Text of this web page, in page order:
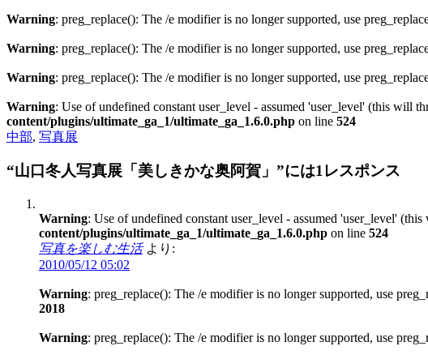
Warning: preg_replace(): The /e modifier is no longer supported, use
Warning: preg_replace(): The /e modifier is no longer supported, use
Warning: preg_replace(): The /e modifier is no longer supported, use
Warning: Use of undefined constant user_level - assumed 'user_level' (this will
content/plugins/ultimate_ga_1/ultimate_ga_1.6.0.php on line 524
中部, 写真展
“山口冬人写真展「美しきかな奥阿賀」”には1レスポンス
Warning: Use of undefined constant user_level - assumed 'user_level'
content/plugins/ultimate_ga_1/ultimate_ga_1.6.0.php on line 524
写真を楽しむ生活 より:
2010/05/12 05:02
Warning: preg_replace(): The /e modifier is no longer supported, use
2018
Warning: preg_replace(): The /e modifier is no longer supported, use